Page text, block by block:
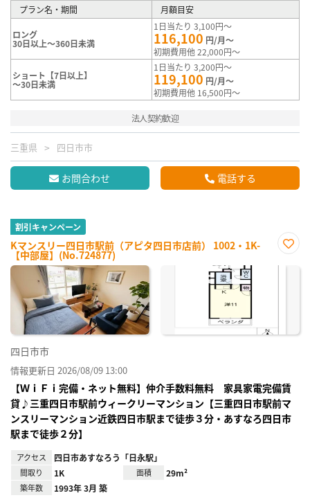
プラン名・期間 月額目安
ロング
30日以上～360日未満
1日当たり 3,100円～
116,100 円/月～
初期費用他 22,000円～
ショート【7日以上】
～30日未満
1日当たり 3,200円～
119,100 円/月～
初期費用他 16,500円～
法人契約歓迎
三重県 四日市市
お問合わせ 電話する
割引キャンペーン
Kマンスリー四日市駅前（アピタ四日市店前） 1002・1K-
【中部屋】(No.724877)
に入
四日市市
情報更新日 2026/08/09 13:00
【ＷｉＦｉ完備・ネット無料】仲介手数料無料 家具家電完備賃
貸♪三重四日市駅前ウィークリーマンション【三重四日市駅前マ
ンスリーマンション近鉄四日市駅まで徒歩３分・あすなろ四日市
駅まで徒歩２分】
アクセス 四日市あすなろう「日永駅」
間取り 1K 面積 29m²
築年数 1993年 3月 築